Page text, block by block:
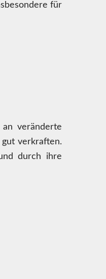
für
veränderte
gut verkraften.
durch ihre